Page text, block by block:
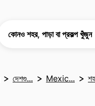
কোনও শহর, পাড়া বা প্রকল্প খুঁজুন
দেশগু... Mexic...